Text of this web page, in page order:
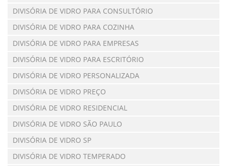
DIVISÓRIA DE VIDRO PARA CONSULTÓRIO
DIVISÓRIA DE VIDRO PARA COZINHA
DIVISÓRIA DE VIDRO PARA EMPRESAS
DIVISÓRIA DE VIDRO PARA ESCRITÓRIO
DIVISÓRIA DE VIDRO PERSONALIZADA
DIVISÓRIA DE VIDRO PREÇO
DIVISÓRIA DE VIDRO RESIDENCIAL
DIVISÓRIA DE VIDRO SÃO PAULO
DIVISÓRIA DE VIDRO SP
DIVISÓRIA DE VIDRO TEMPERADO